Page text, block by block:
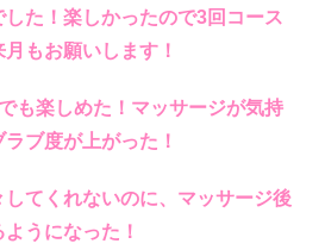
た！楽しかったので3回コース
もお願いします！
も楽しめた！マッサージが気持
ブ度が上がった！
してくれないのに、マッサージ後
うになった！